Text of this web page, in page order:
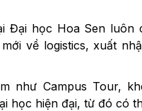
Đại học Hoa Sen
về logistics, xuất
như Campus Tour,
học hiện đại, từ đó có